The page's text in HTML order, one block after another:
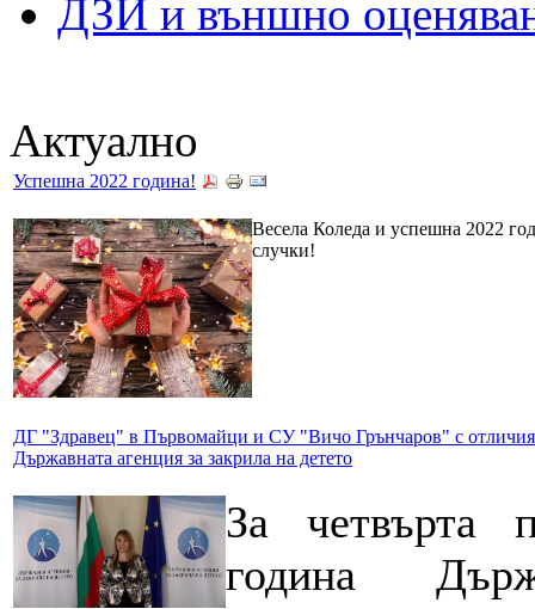
ДЗИ и външно
Актуално
Успешна 2022 година!
Весела Коледа и успешна 2022
случки!
ДГ "Здравец" в Първомайци и СУ "Вичо Грънчаров" с
Държавната агенция за закрила на детето
За четвърта
година